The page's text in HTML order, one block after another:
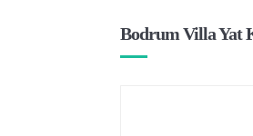
Bodrum Villa Yat